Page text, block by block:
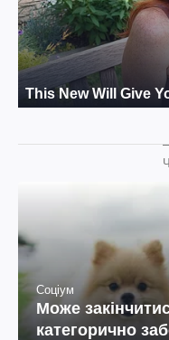
Соціум
Може
категорично